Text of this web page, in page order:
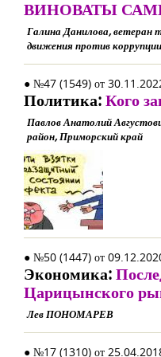
ВИНОВАТЫ
Галина Данилова, ветеран
движения против
● №47 (1549) от
Политика:Кого
Павлов Анатолий
район, Приморский край
● №50 (1447) от
Экономика:
Царицынского
Лев ПОНОМАРЕВ
● №17 (1310) от